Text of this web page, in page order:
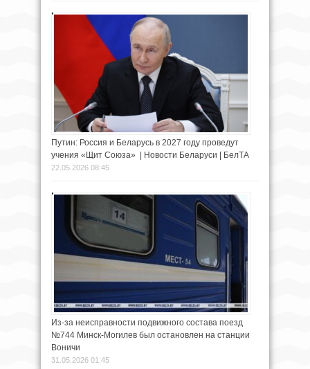
Путин: Россия и Беларусь в 2027 году проведут
учения «Щит Союза» | Новости Беларуси | БелТА
22.05.2026 08:45
Из-за неисправности подвижного состава поезд
№744 Минск-Могилев был остановлен на станции
Воничи
31.05.2026 01:45